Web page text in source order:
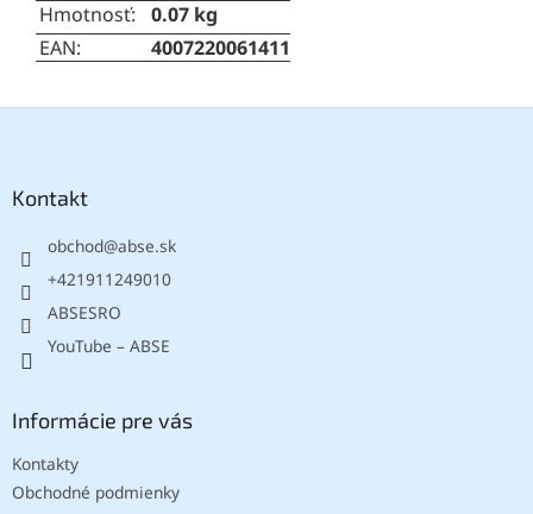
Hmotnosť:
0.07 kg
EAN: 4007220061411
Kontakt
obchod@abse.sk
+421911249010
ABSESRO
YouTube – ABSE
Informácie pre vás
Kontakty
Obchodné podmienky